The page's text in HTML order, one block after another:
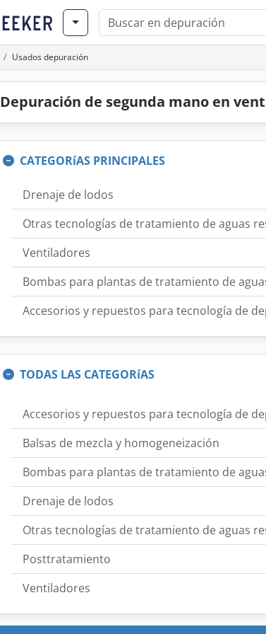
Usados depuración
Depuración de segunda mano en
CATEGORíAS PRINCIPALES
Drenaje de lodos
Otras tecnologías de tratamiento de aguas
Ventiladores
Bombas para plantas de tratamiento de
Accesorios y repuestos para tecnología de
TODAS LAS CATEGORíAS
Accesorios y repuestos para tecnología de
Balsas de mezcla y homogeneización
Bombas para plantas de tratamiento de
Drenaje de lodos
Otras tecnologías de tratamiento de aguas
Posttratamiento
Ventiladores